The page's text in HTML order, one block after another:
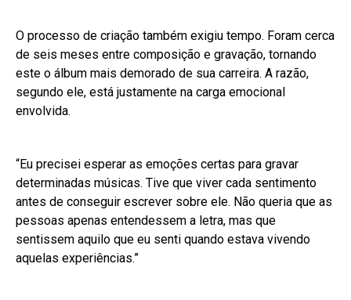
O processo de criação também exigiu tempo. Foram cerca
de seis meses entre composição e gravação, tornando
este o álbum mais demorado de sua carreira. A razão,
segundo ele, está justamente na carga emocional
envolvida.
“Eu precisei esperar as emoções certas para gravar
determinadas músicas. Tive que viver cada sentimento
antes de conseguir escrever sobre ele. Não queria que as
pessoas apenas entendessem a letra, mas que
sentissem aquilo que eu senti quando estava vivendo
aquelas experiências.”